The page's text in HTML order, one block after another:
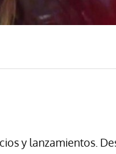
y lanzamientos.